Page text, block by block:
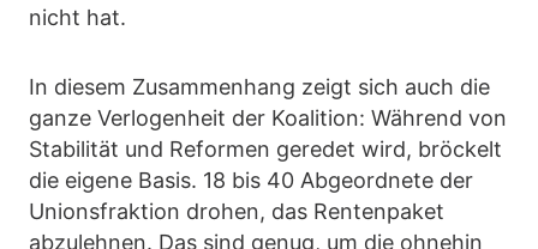
nicht hat.
In diesem Zusammenhang zeigt sich auch die
ganze Verlogenheit der Koalition: Während von
Stabilität und Reformen geredet wird, bröckelt
die eigene Basis. 18 bis 40 Abgeordnete der
Unionsfraktion drohen, das Rentenpaket
abzulehnen. Das sind genug, um die ohnehin